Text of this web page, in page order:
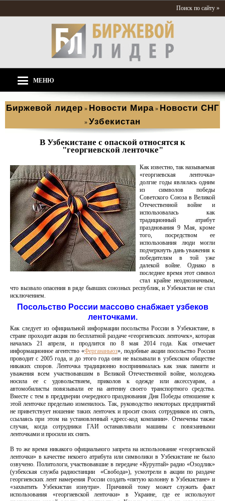
Поиск по сайту »
МЕНЮ
Биржевой лидер » Новости Мира » Новости СНГ
» Узбекистан
В Узбекистане с опаской относятся к
"георгиевской ленточке"
Как известно, так называемая
«георгиевская ленточка»
долгие годы являлась одним
из символов победы
Советского Союза в Великой
Отечественной войне и
использовалась как
традиционный атрибут
празднования 9 Мая, кроме
того, посредством ее
использования люди могли
подчеркнуть дань уважения к
победителям в той уже
далекой войне. Однако в
последнее время этот символ
стал крайне неоднозначным,
что вызвало опасения в ряде бывших союзных республик, и Узбекистан не стал
исключением.
Посольство России массово снабжает узбеков
ленточками.
Как следует из официальной информации посольства России в Узбекистане, в
стране проходит акция по бесплатной раздаче «георгиевских ленточек», которая
началась 21 апреля, и продлится по 8 мая 2014 года. Как отмечает
информационное агентство «Фергананьюз», подобные акции посольство России
проводит с 2005 года, и до этого года они не вызывали в узбекском обществе
никаких споров. Ленточка традиционно воспринималась как знак памяти и
уважения всем участвовавшим в Великой Отечественной войне, молодежь
носила ее с удовольствием, приколов к одежде или аксессуарам, а
автомобилисты повязывали ее на антенну своего транспортного средства.
Вместе с тем в преддверии очередного празднования Дня Победы отношение к
этой ленточке предельно изменилось. Так, руководство некоторых предприятий
не приветствует ношение таких ленточек и просит своих сотрудников их снять,
ссылаясь при этом на установленный «дресс-код компании». Отмечены также
случаи, когда сотрудники ГАИ останавливали машины с повязанными
ленточками и просили их снять.
В то же время никакого официального запрета на использование «георгиевской
ленточки» в качестве некоего атрибута или символики в Узбекистане не было
озвучено. Политологи, участвовавшие в передаче «Курултай» радио «Озодлик»
(узбекская служба радиостанции «Свобода»), усмотрели в акции по раздаче
георгиевских лент намерения России создать «пятую колонну в Узбекистане» и
«захватить Узбекистан изнутри». Причиной тому может служить факт
использования «георгиевской ленточки» в Украине, где ее используют